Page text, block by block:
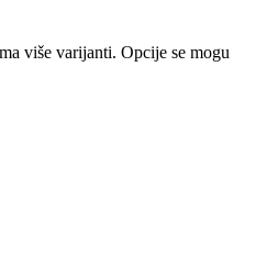
više varijanti. Opcije se mogu